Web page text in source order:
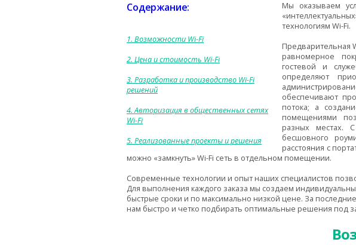
Содержание:
1. Возможности Wi-Fi
2. Цена и стоимость Wi-Fi
3. Разработка и производство Wi-Fi
решений
4. Авторизация в общественных сетях
Wi-Fi
5. Реализованные проекты и решения
Мы оказываем
технологиям Wi-Fi.
Предварительная
равномерное
гостевой и
определяют
обеспечивают
потока; а
помещениями
разных местах.
бесшовного
расстояния с
можно «замкнуть» Wi-Fi сеть в отдельном помещении.
Современные технологии и опыт наших специалистов
Для выполнения каждого заказа мы создаем
быстрые сроки и по максимально низкой цене. За
нам быстро и четко подбирать оптимальные решения под